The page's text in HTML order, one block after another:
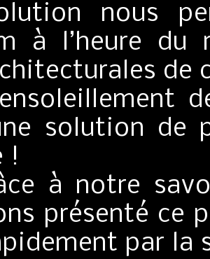
nous
à l’heure
de
solution de
!
à notre
présenté ce
par la